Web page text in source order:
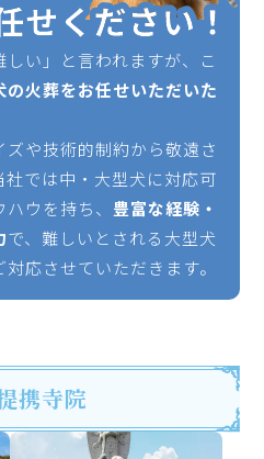
しい」と言われますが、こ
の火葬をお任せいただいた
や技術的制約から敬遠さ
では中・大型犬に対応可
ウを持ち、 豊富な経験・
で、難しいとされる大型犬
応させていただきます。
携寺院